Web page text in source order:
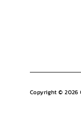
Copyright © 2026